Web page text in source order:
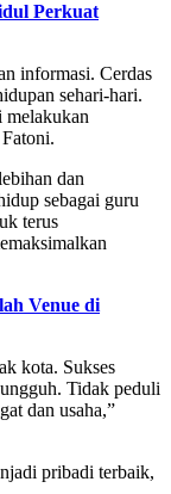
Perkuat
informasi. Cerdas
sehari-hari.
melakukan
dan
sebagai guru
terus
Venue di
kota. Sukses
Tidak peduli
dan usaha,”
pribadi terbaik,